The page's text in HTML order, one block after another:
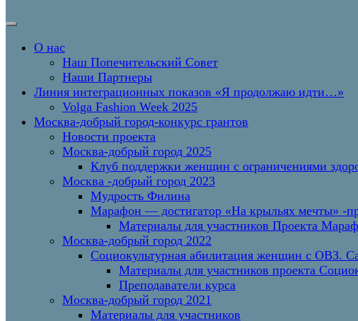
О нас
Наш Попечительский Совет
Наши Партнеры
Линия интеграционных показов «Я продолжаю идти…»
Volga Fashion Week 2025
Москва-добрый город-конкурс грантов
Новости проекта
Москва-добрый город 2025
Клуб поддержки женщин с ограничениями
Москва -добрый город 2023
Мудрость Филина
Марафон — достигатор «На крыльях мечты» -
Материалы для участников Проекта
Москва-добрый город 2022
Социокультурная абилитация женщин с ОВЗ.
Материалы для участников проекта
Преподаватели курса
Москва-добрый город 2021
Материалы для участников